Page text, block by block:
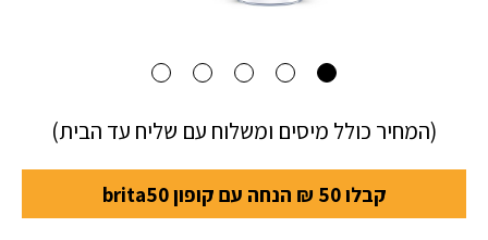
(המחיר כולל מיסים ומשלוח עם שליח עד הבית)
קבלו 50 ₪ הנחה עם קופון brita50